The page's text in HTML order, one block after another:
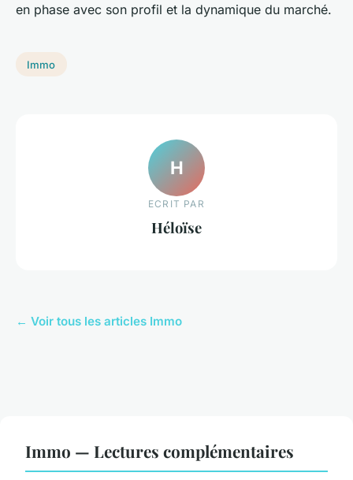
en phase avec son profil et la dynamique du marché.
Immo
H
ECRIT PAR
Héloïse
← Voir tous les articles Immo
Immo — Lectures complémentaires